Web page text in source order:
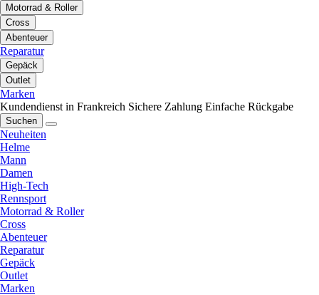
Motorrad & Roller
Cross
Abenteuer
Reparatur
Gepäck
Outlet
Marken
Kundendienst in Frankreich Sichere Zahlung Einfache Rückgabe
Suchen
Neuheiten
Helme
Mann
Damen
High-Tech
Rennsport
Motorrad & Roller
Cross
Abenteuer
Reparatur
Gepäck
Outlet
Marken